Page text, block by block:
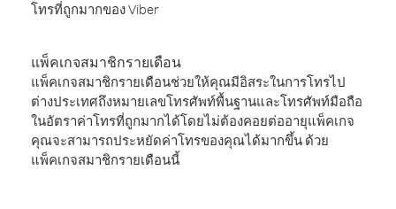
โทรที่ถูกมากของ Viber
แพ็คเกจสมาชิกรายเดือน
แพ็คเกจสมาชิกรายเดือนช่วยให้คุณมีอิสระในการโทรไป
ต่างประเทศถึงหมายเลขโทรศัพท์พื้นฐานและโทรศัพท์มือถือ
ในอัตราค่าโทรที่ถูกมากได้โดยไม่ต้องคอยต่ออายุแพ็คเกจ
คุณจะสามารถประหยัดค่าโทรของคุณได้มากขึ้น ด้วย
แพ็คเกจสมาชิกรายเดือนนี้